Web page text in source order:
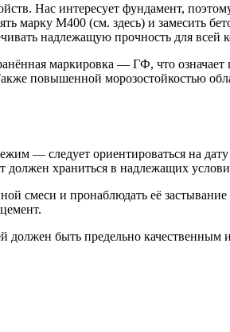
Нас интересует фундамент,
марку М400 (см. здесь) и замесить
надлежащую прочность для всей
маркировка — ГФ, что
повышенной морозостойкостью
— следует ориентироваться на
должен храниться в надлежащих
смеси и пронаблюдать её застывание
должен быть предельно качественным